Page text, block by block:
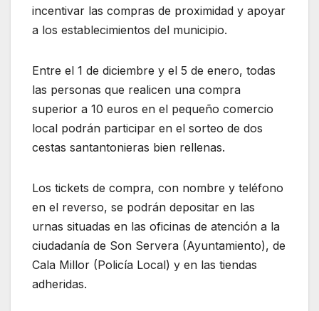
incentivar las compras de proximidad y apoyar
a los establecimientos del municipio.
Entre el 1 de diciembre y el 5 de enero, todas
las personas que realicen una compra
superior a 10 euros en el pequeño comercio
local podrán participar en el sorteo de dos
cestas santantonieras bien rellenas.
Los tickets de compra, con nombre y teléfono
en el reverso, se podrán depositar en las
urnas situadas en las oficinas de atención a la
ciudadanía de Son Servera (Ayuntamiento), de
Cala Millor (Policía Local) y en las tiendas
adheridas.